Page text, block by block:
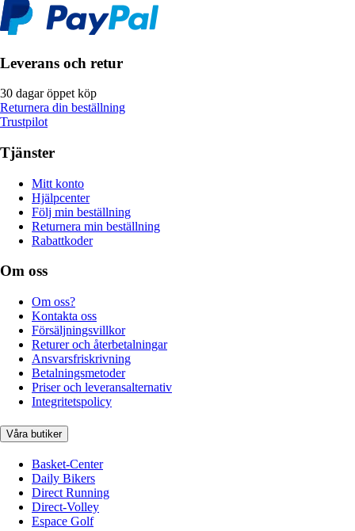
Leverans och retur
30 dagar öppet köp
Returnera din beställning
Trustpilot
Tjänster
Mitt konto
Hjälpcenter
Följ min beställning
Returnera min beställning
Rabattkoder
Om oss
Om oss?
Kontakta oss
Försäljningsvillkor
Returer och återbetalningar
Ansvarsfriskrivning
Betalningsmetoder
Priser och leveransalternativ
Integritetspolicy
Våra butiker
Basket-Center
Daily Bikers
Direct Running
Direct-Volley
Espace Golf